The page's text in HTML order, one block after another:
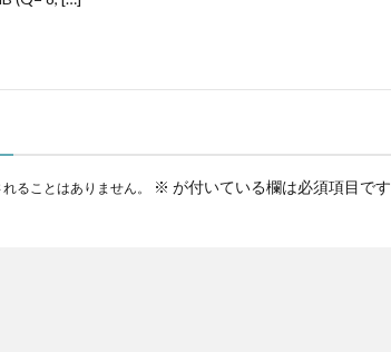
ることはありません。 ※ が付いている欄は必須項目です